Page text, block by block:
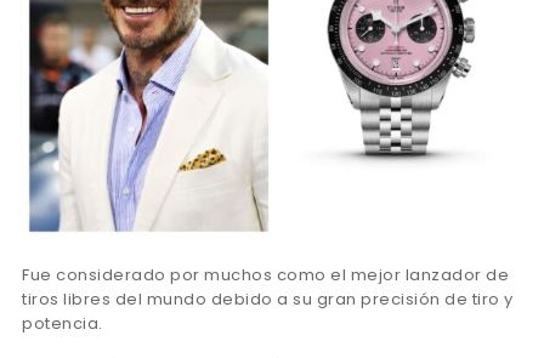
Fue considerado por muchos como el mejor lanzador de
tiros libres del mundo debido a su gran precisión de tiro y
potencia.